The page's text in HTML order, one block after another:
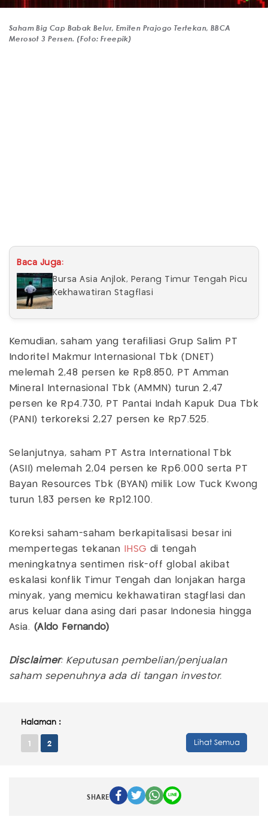
Saham Big Cap Babak Belur, Emiten Prajogo Tertekan, BBCA
Merosot 3 Persen. (Foto: Freepik)
Baca Juga:
Bursa Asia Anjlok, Perang Timur Tengah Picu
Kekhawatiran Stagflasi
Kemudian, saham yang terafiliasi Grup Salim PT
Indoritel Makmur Internasional Tbk (DNET)
melemah 2,48 persen ke Rp8.850, PT Amman
Mineral Internasional Tbk (AMMN) turun 2,47
persen ke Rp4.730, PT Pantai Indah Kapuk Dua Tbk
(PANI) terkoreksi 2,27 persen ke Rp7.525.
Selanjutnya, saham PT Astra International Tbk
(ASII) melemah 2,04 persen ke Rp6.000 serta PT
Bayan Resources Tbk (BYAN) milik Low Tuck Kwong
turun 1,83 persen ke Rp12.100.
Koreksi saham-saham berkapitalisasi besar ini
mempertegas tekanan
IHSG di tengah
meningkatnya sentimen risk-off global akibat
eskalasi konflik Timur Tengah dan lonjakan harga
minyak, yang memicu kekhawatiran stagflasi dan
arus keluar dana asing dari pasar Indonesia hingga
Asia. (Aldo Fernando)
Disclaimer: Keputusan pembelian/penjualan
saham sepenuhnya ada di tangan investor.
Halaman :
1 2 Lihat Semua
SHARE